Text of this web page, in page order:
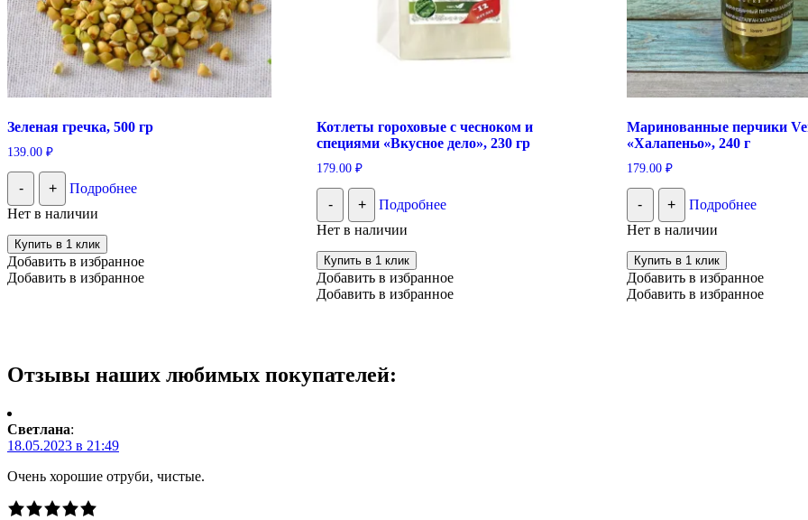
Зеленая гречка, 500 гр
139.00 ₽
- +
Подробнее
Нет в наличии
Купить в 1 клик
Добавить в избранное
Добавить в избранное
Котлеты гороховые с чесноком и
специями «Вкусное дело», 230 гр
179.00₽
- +
Подробнее
Нет в наличии
Купить в 1 клик
Добавить в избранное
Добавить в избранное
Маринованные перчики
«Халапеньо», 240 г
179.00 ₽
- +
Подробнее
Нет в наличии
Купить в 1 клик
Добавить в избранное
Добавить в избранное
Отзывы наших любимых покупателей:
Светлана:
18.05.2023 в 21:49
Очень хорошие отруби, чистые.